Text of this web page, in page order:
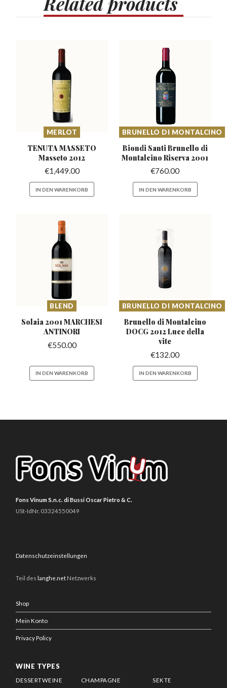
MERLOT
TENUTA MASSETO
Masseto 2012
€1,449.00
IN DEN WARENKORB
BRUNELLO DI MONTALCINO
Biondi Santi Brunello di
Montalcino Riserva 2001
€760.00
IN DEN WARENKORB
BLEND
Solaia 2001 MARCHESI
ANTINORI
€550.00
IN DEN WARENKORB
BRUNELLO DI MONTALCINO
Brunello di Montalcino
DOCG 2012 Luce della
vite
€132.00
IN DEN WARENKORB
Fons Vinum S.n.c. di Bussi Oscar Pietro & C.
USt-IdNr. 03324550049
Datenschutzeinstellungen
Teil des langhe.net Netzwerks
Shop
Mein Konto
Privacy Policy
WINE TYPES
DESSERTWEINE CHAMPAGNE SEKTE